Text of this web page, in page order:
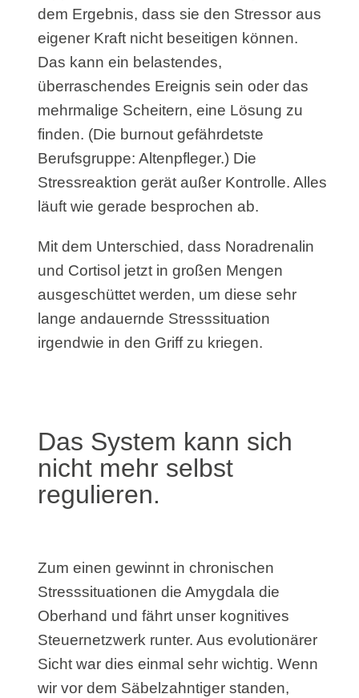
dem Ergebnis, dass sie den Stressor aus
eigener Kraft nicht beseitigen können.
Das kann ein belastendes,
überraschendes Ereignis sein oder das
mehrmalige Scheitern, eine Lösung zu
finden. (Die burnout gefährdetste
Berufsgruppe: Altenpfleger.) Die
Stressreaktion gerät außer Kontrolle. Alles
läuft wie gerade besprochen ab.
Mit dem Unterschied, dass Noradrenalin
und Cortisol jetzt in großen Mengen
ausgeschüttet werden, um diese sehr
lange andauernde Stresssituation
irgendwie in den Griff zu kriegen.
Das System kann sich
nicht mehr selbst
regulieren.
Zum einen gewinnt in chronischen
Stresssituationen die Amygdala die
Oberhand und fährt unser kognitives
Steuernetzwerk runter. Aus evolutionärer
Sicht war dies einmal sehr wichtig. Wenn
wir vor dem Säbelzahntiger standen,